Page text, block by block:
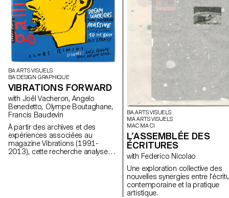
BA ARTS VISUELS
BA DESIGN GRAPHIQUE
VIBRATIONS FORWARD
with Joël Vacheron, Angelo
Benedetto, Olympe Boutaghane,
Francis Baudevin
À partir des archives et des
expériences associées au
magazine Vibrations (1991-
2013), cette recherche analyse
BA ARTS VISUELS
MA ARTS VISUELS
MAC MA CI
L’ASSEMBLÉE DES
ÉCRITURES
with Federico Nicolao
Une exploration collective des
nouvelles synergies entre
contemporaine et la pratique
artistique.